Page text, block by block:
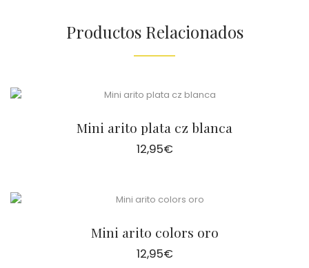
Productos Relacionados
Mini arito plata cz blanca
12,95€
Mini arito colors oro
12,95€